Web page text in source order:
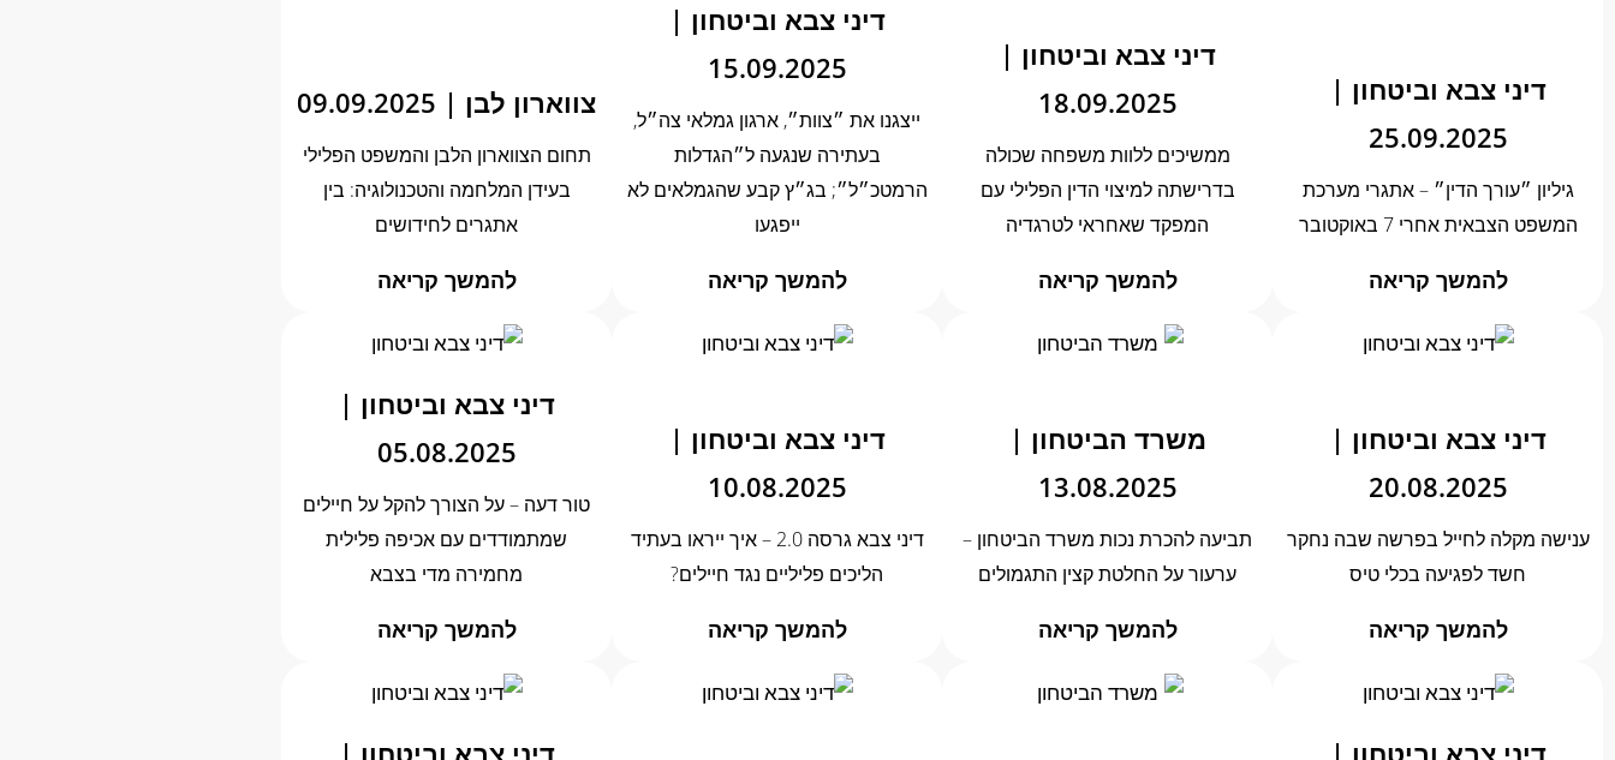
דיני צבא וביטחון |
25.09.2025
גיליון ״עורך הדין״ – אתגרי מערכת
המשפט הצבאית אחרי 7 באוקטובר
להמשך קריאה
דיני צבא וביטחון |
18.09.2025
ממשיכים ללוות משפחה שכולה
בדרישתה למיצוי הדין הפלילי עם
המפקד שאחראי לטרגדיה
להמשך קריאה
דיני צבא וביטחון |
15.09.2025
ייצגנו את ״צוות״, ארגון גמלאי צה״ל,
בעתירה שנגעה ל״הגדלות
הרמטכ״ל״; בג״ץ קבע שהגמלאים לא
ייפגעו
להמשך קריאה
צווארון לבן | 09.09.2025
תחום הצווארון הלבן והמשפט הפלילי
בעידן המלחמה והטכנולוגיה: בין
אתגרים לחידושים
להמשך קריאה
דיני צבא וביטחון |
20.08.2025
ענישה מקלה לחייל בפרשה שבה נחקר
חשד לפגיעה בכלי טיס
להמשך קריאה
משרד הביטחון |
13.08.2025
תביעה להכרת נכות משרד הביטחון –
ערעור על החלטת קצין התגמולים
להמשך קריאה
דיני צבא וביטחון |
10.08.2025
דיני צבא גרסה 2.0 – איך ייראו בעתיד
הליכים פליליים נגד חיילים?
להמשך קריאה
דיני צבא וביטחון |
05.08.2025
טור דעה – על הצורך להקל על חיילים
שמתמודדים עם אכיפה פלילית
מחמירה מדי בצבא
להמשך קריאה